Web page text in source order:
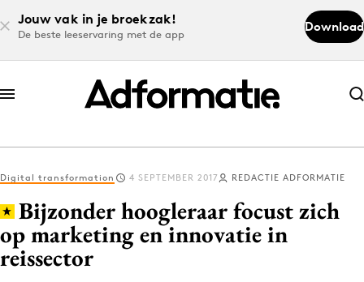
Jouw vak in je broekzak!
De beste leeservaring met de app
Download
Abonneer nu
Abonneer nu
Log in
Volg het laatste nieuws via de Adformatie
Digital transformation 4 SEPTEMBER 2017 REDACTIE ADFORMATIE
Bijzonder hoogleraar focust zich
op marketing en innovatie in
reissector